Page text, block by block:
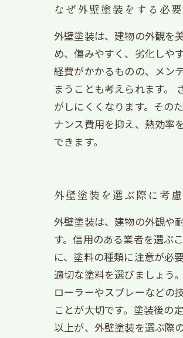
なぜ外壁塗装をする必
外壁塗装は、建物の外観を
め、傷みやすく、劣化しや
経費がかかるものの、メン
まうことも考えられます。
がしにくくなります。その
ナンス費用を抑え、熱効率
できます。
外壁塗装を選ぶ際に考
外壁塗装は、建物の外観や
す。信用のある業者を選ぶ
に、塗料の種類に注意が必
適切な塗料を選びましょう
ローラーやスプレーなどの
ことが大切です。塗装後の
以上が、外壁塗装を選ぶ際